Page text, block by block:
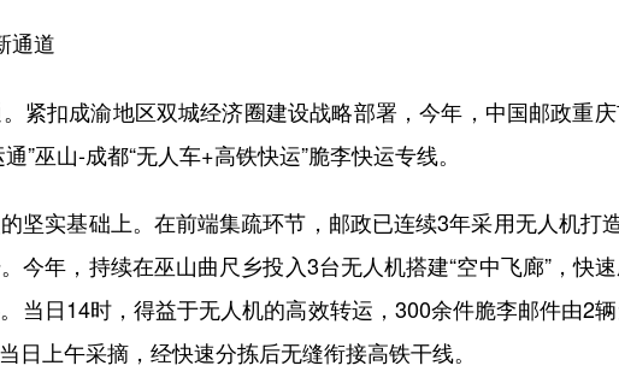
通道
扣成渝地区双城经济圈建设战略部署，今年，中国邮政重
”巫山-成都“无人车+高铁快运”脆李快运专线。
实基础上。在前端集疏环节，邮政已连续3年采用无人机打
今年，持续在巫山曲尺乡投入3台无人机搭建“空中飞廊”，快
当日14时，得益于无人机的高效转运，300余件脆李邮件由2
上午采摘，经快速分拣后无缝衔接高铁干线。